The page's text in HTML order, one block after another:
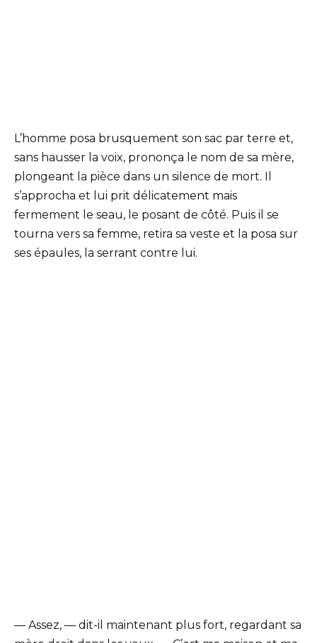
L’homme posa brusquement son sac par terre et,
sans hausser la voix, prononça le nom de sa mère,
plongeant la pièce dans un silence de mort. Il
s’approcha et lui prit délicatement mais
fermement le seau, le posant de côté. Puis il se
tourna vers sa femme, retira sa veste et la posa sur
ses épaules, la serrant contre lui.
— Assez, — dit-il maintenant plus fort, regardant sa